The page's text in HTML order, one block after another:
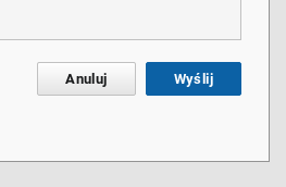
Anuluj Wyślij